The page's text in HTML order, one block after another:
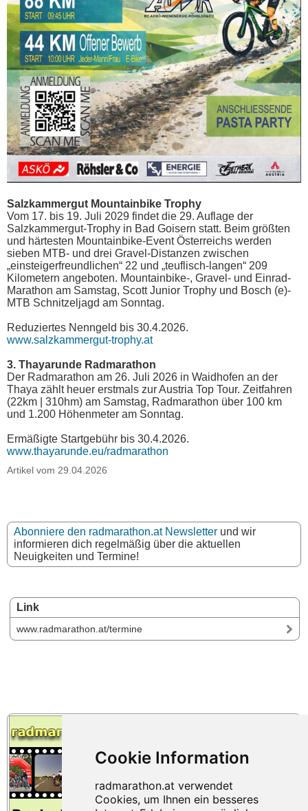
Link
www.radmarathon.at/termine
Salzkammergut Mountainbike Trophy
Vom 17. bis 19. Juli 2029 findet die 29. Auflage der
Salzkammergut-Trophy in Bad Goisern statt. Beim größten
und härtesten Mountainbike-Event Österreichs werden
sieben MTB- und drei Gravel-Distanzen zwischen
„einsteigerfreundlichen“ 22 und „teuflisch-langen“ 209
Kilometern angeboten. Mountainbike-, Gravel- und Einrad-
Marathon am Samstag, Scott Junior Trophy und Bosch (e)-
MTB Schnitzeljagd am Sonntag.
Reduziertes Nenngeld bis 30.4.2026.
www.salzkammergut-trophy.at
3. Thayarunde Radmarathon
Der Radmarathon am 26. Juli 2026 in Waidhofen an der
Thaya zählt heuer erstmals zur Austria Top Tour. Zeitfahren
(22km | 310hm) am Samstag, Radmarathon über 100 km
und 1.200 Höhenmeter am Sonntag.
Ermäßigte Startgebühr bis 30.4.2026.
www.thayarunde.eu/radmarathon
Artikel vom 29.04.2026
Abonniere den radmarathon.at Newsletter und wir
informieren dich regelmäßig über die aktuellen
Neuigkeiten und Termine!